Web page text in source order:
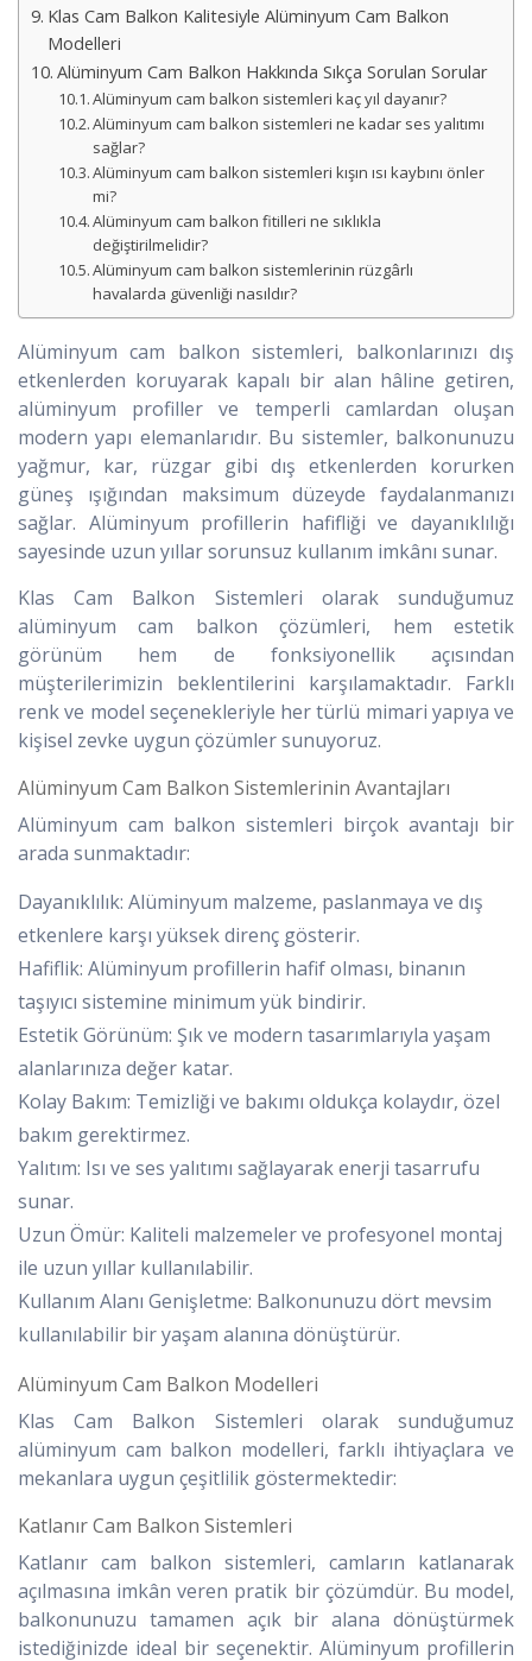
Klas Cam Balkon Kalitesiyle Alüminyum Cam Balkon
Modelleri
Alüminyum Cam Balkon Hakkında Sıkça Sorulan Sorular
Alüminyum cam balkon sistemleri kaç yıl dayanır?
Alüminyum cam balkon sistemleri ne kadar ses yalıtımı
sağlar?
Alüminyum cam balkon sistemleri kışın ısı kaybını önler
mi?
Alüminyum cam balkon fitilleri ne sıklıkla
değiştirilmelidir?
Alüminyum cam balkon sistemlerinin rüzgârlı
havalarda güvenliği nasıldır?
Alüminyum cam balkon sistemleri, balkonlarınızı dış
etkenlerden koruyarak kapalı bir alan hâline getiren,
alüminyum profiller ve temperli camlardan oluşan
modern yapı elemanlarıdır. Bu sistemler, balkonunuzu
yağmur, kar, rüzgar gibi dış etkenlerden korurken
güneş ışığından maksimum düzeyde faydalanmanızı
sağlar. Alüminyum profillerin hafifliği ve dayanıklılığı
sayesinde uzun yıllar sorunsuz kullanım imkânı sunar.
Klas Cam Balkon Sistemleri olarak sunduğumuz
alüminyum cam balkon çözümleri, hem estetik
görünüm hem de fonksiyonellik açısından
müşterilerimizin beklentilerini karşılamaktadır. Farklı
renk ve model seçenekleriyle her türlü mimari yapıya ve
kişisel zevke uygun çözümler sunuyoruz.
Alüminyum Cam Balkon Sistemlerinin Avantajları
Alüminyum cam balkon sistemleri birçok avantajı bir
arada sunmaktadır:
Dayanıklılık: Alüminyum malzeme, paslanmaya ve dış
etkenlere karşı yüksek direnç gösterir.
Hafiflik: Alüminyum profillerin hafif olması, binanın
taşıyıcı sistemine minimum yük bindirir.
Estetik Görünüm: Şık ve modern tasarımlarıyla yaşam
alanlarınıza değer katar.
Kolay Bakım: Temizliği ve bakımı oldukça kolaydır, özel
bakım gerektirmez.
Yalıtım: Isı ve ses yalıtımı sağlayarak enerji tasarrufu
sunar.
Uzun Ömür: Kaliteli malzemeler ve profesyonel montaj
ile uzun yıllar kullanılabilir.
Kullanım Alanı Genişletme: Balkonunuzu dört mevsim
kullanılabilir bir yaşam alanına dönüştürür.
Alüminyum Cam Balkon Modelleri
Klas Cam Balkon Sistemleri olarak sunduğumuz
alüminyum cam balkon modelleri, farklı ihtiyaçlara ve
mekanlara uygun çeşitlilik göstermektedir:
Katlanır Cam Balkon Sistemleri
Katlanır cam balkon sistemleri, camların katlanarak
açılmasına imkân veren pratik bir çözümdür. Bu model,
balkonunuzu tamamen açık bir alana dönüştürmek
istediğinizde ideal bir seçenektir. Alüminyum profillerin